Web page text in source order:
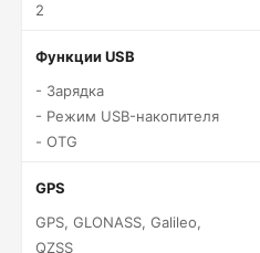
2
Функции USB
- Зарядка
- Режим USB-накопителя
- OTG
GPS
GPS, GLONASS, Galileo,
QZSS